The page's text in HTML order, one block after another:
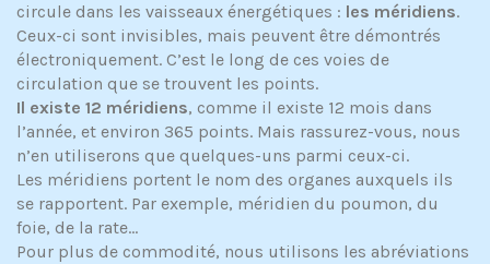
circule dans les vaisseaux énergétiques : les méridiens.
Ceux-ci sont invisibles, mais peuvent être démontrés
électroniquement. C’est le long de ces voies de
circulation que se trouvent les points.
Il existe 12 méridiens, comme il existe 12 mois dans
l’année, et environ 365 points. Mais rassurez-vous, nous
n’en utiliserons que quelques-uns parmi ceux-ci.
Les méridiens portent le nom des organes auxquels ils
se rapportent. Par exemple, méridien du poumon, du
foie, de la rate…
Pour plus de commodité, nous utilisons les abréviations